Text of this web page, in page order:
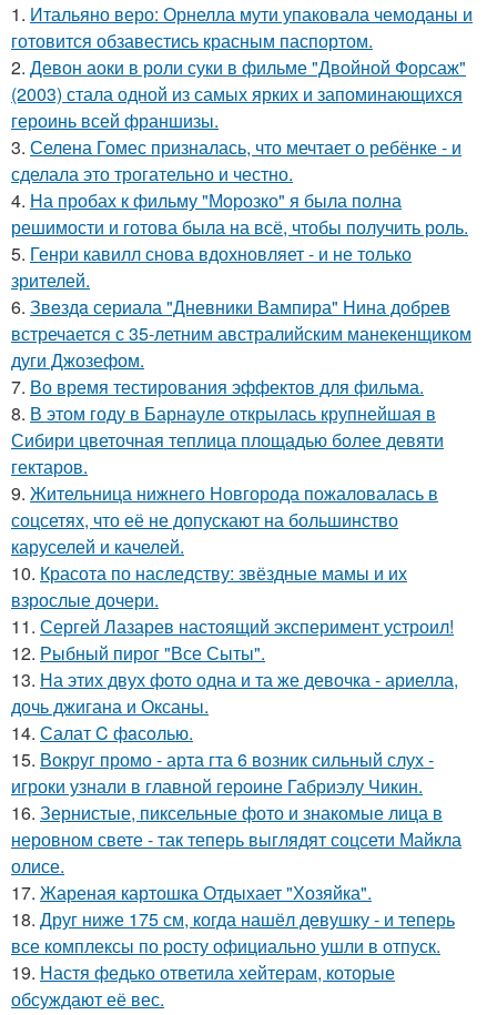
1. Итальяно веро: Орнелла мути упаковала чемоданы и
готовится обзавестись красным паспортом.
2. Девон аоки в роли суки в фильме "Двойной Форсаж"
(2003) стала одной из самых ярких и запоминающихся
героинь всей франшизы.
3. Селена Гомес призналась, что мечтает о ребёнке - и
сделала это трогательно и честно.
4. На пробах к фильму "Морозко" я была полна
решимости и готова была на всё, чтобы получить роль.
5. Генри кавилл снова вдохновляет - и не только
зрителей.
6. Звeздa сериала "Дневники Вампира" Нина добрев
встречается с 35-летним австралийским манекенщиком
дуги Джозефом.
7. Во время тестирования эффектов для фильма.
8. В этом году в Барнауле открылась крупнейшая в
Сибири цветочная теплица площадью более девяти
гектаров.
9. Жительница нижнего Новгорода пожаловалась в
соцсетях, что её не допускают на большинство
каруселей и качелей.
10. Красота по наследству: звёздные мамы и их
взрослые дочери.
11. Сергей Лазарев настоящий эксперимент устроил!
12. Рыбный пирог "Все Сыты".
13. На этих двух фото одна и та же девочка - ариелла,
дочь джигана и Оксаны.
14. Салат C фaсoлью.
15. Вокруг промо - арта гта 6 возник сильный слух -
игроки узнали в главной героине Габриэлу Чикин.
16. Зернистые, пиксельные фото и знакомые лица в
неровном свете - так теперь выглядят соцсети Майкла
олисе.
17. Жареная картошка Отдыхает "Хозяйка".
18. Друг ниже 175 см, когда нашёл девушку - и теперь
все комплексы по росту официально ушли в отпуск.
19. Настя федько ответила хейтерам, которые
обсуждают её вес.